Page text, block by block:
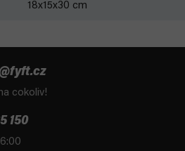
18x15x30 cm
cokoliv!
150